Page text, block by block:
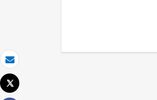
Email
Imprimir
Tweet